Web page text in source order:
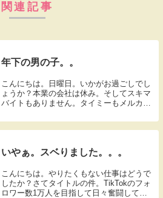
関連記事
年下の男の子。。
こんにちは。日曜日。いかがお過ごしでし
ょうか？本業の会社は休み。そしてスキマ
バイトもありません。タイミーもメルカリ
トルのこと。完全オフだってのになんか空
しいです。なぜか、自問自答してみまし
いやぁ。スベりました。。。
こんにちは。やりたくもない仕事はどうで
したか？さてタイトルの件。TikTokのフォ
ロワー数1万人を目指して日々奮闘してい